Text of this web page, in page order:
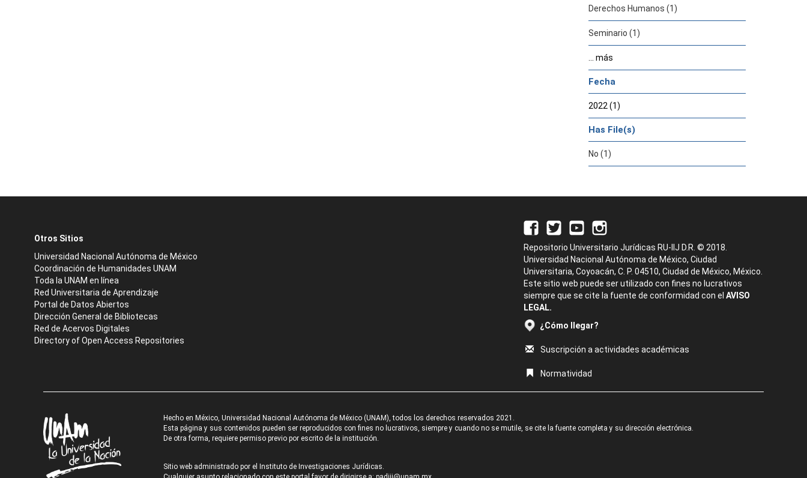
Derechos Humanos (1)
Seminario (1)
... más
Fecha
2022 (1)
Has File(s)
No (1)
Otros Sitios
Universidad Nacional Autónoma de México
Coordinación de Humanidades UNAM
Toda la UNAM en línea
Red Universitaria de Aprendizaje
Portal de Datos Abiertos
Dirección General de Bibliotecas
Red de Acervos Digitales
Directory of Open Access Repositories
Repositorio Universitario Jurídicas RU-IIJ D.R. © 2018.
Universidad Nacional Autónoma de México, Ciudad
Universitaria, Coyoacán, C. P. 04510, Ciudad de México, México.
Este sitio web puede ser utilizado con fines no lucrativos
siempre que se cite la fuente de conformidad con el AVISO
LEGAL.
¿Cómo llegar?
Suscripción a actividades académicas
Normatividad
Hecho en México, Universidad Nacional Autónoma de México (UNAM), todos los derechos reservados 2021.
Esta página y sus contenidos pueden ser reproducidos con fines no lucrativos, siempre y cuando no se mutile, se cite la fuente completa y su dirección electrónica.
De otra forma, requiere permiso previo por escrito de la institución.
Sitio web administrado por el Instituto de Investigaciones Jurídicas.